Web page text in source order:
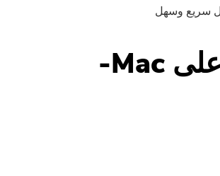
تحويل M4A إلى MP3 على Mac-